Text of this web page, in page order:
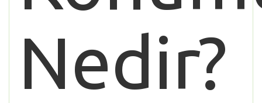
Nedir?